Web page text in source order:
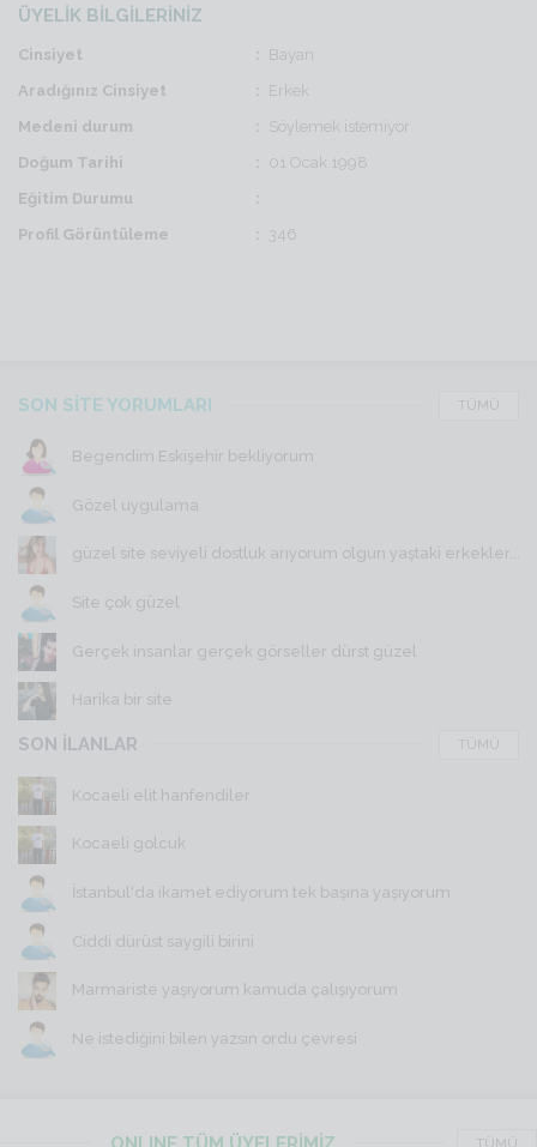
ÜYELİK BİLGİLERİNİZ
Cinsiyet
Bayan
Aradığınız Cinsiyet
Erkek
Medeni durum
Söylemek istemiyor
Doğum Tarihi
01 Ocak 1998
Eğitim Durumu
Profil Görüntüleme
346
SON SİTE YORUMLARI TÜMÜ
Begendim Eskişehir bekliyorum
Gözel uygulama
güzel site seviyeli dostluk arıyorum olgun yaştaki erkekler...
Site çok güzel
Gerçek insanlar gerçek görseller dürst güzel
Harika bir site
SON İLANLAR TÜMÜ
Kocaeli elit hanfendiler
Kocaeli golcuk
İstanbul'da ikamet ediyorum tek başına yaşıyorum
Ciddi dürüst saygili birini
Marmariste yaşıyorum kamuda çalışıyorum
Ne istediğini bilen yazsın ordu çevresi
TÜMÜ